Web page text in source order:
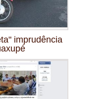
imprudência